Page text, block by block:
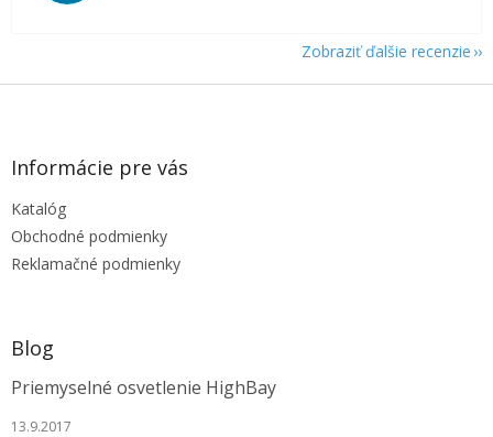
Zobraziť ďalšie recenzie
Z
Informácie pre vás
Katalóg
Obchodné podmienky
Reklamačné podmienky
Blog
Priemyselné osvetlenie HighBay
13.9.2017